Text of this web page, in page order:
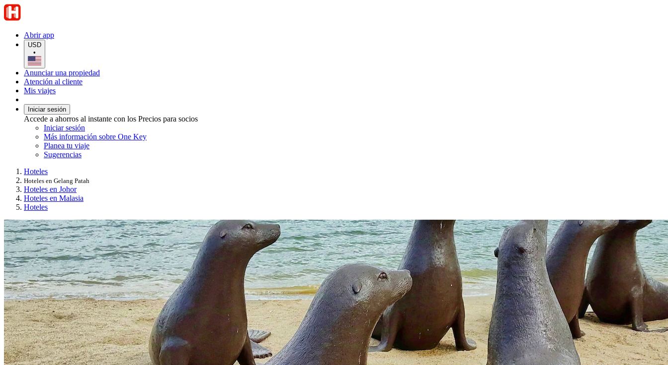
Abrir app
USD
•
Anunciar una propiedad
Atención al cliente
Mis viajes
Iniciar sesión
Accede a ahorros al instante con los Precios para socios
Iniciar sesión
Más información sobre One Key
Planea tu viaje
Sugerencias
Hoteles
Hoteles en Gelang Patah
Hoteles en Johor
Hoteles en Malasia
Hoteles